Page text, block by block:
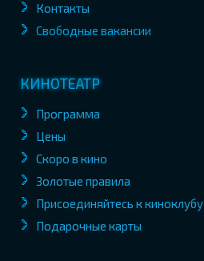
Контакты
Свободные вакансии
КИНОТЕАТР
Программа
Цены
Скоро в кино
Золотые правила
Присоединяйтесь к киноклубу
Подарочные карты